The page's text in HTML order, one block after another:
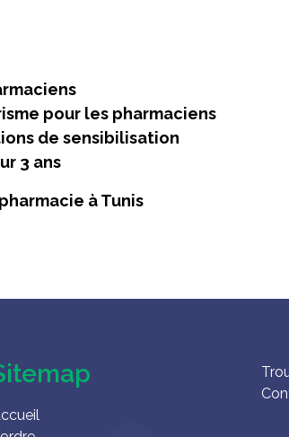
pour les pharmaciens
de sensibilisation
3 ans
à Tunis